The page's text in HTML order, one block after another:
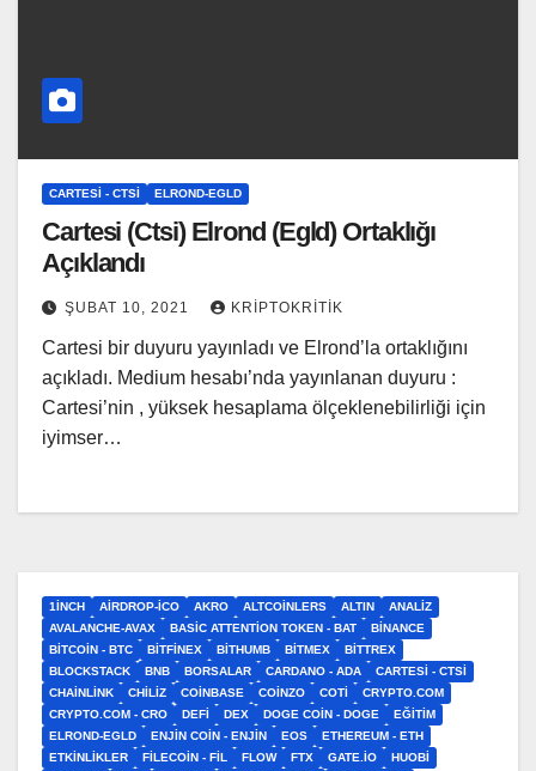
CARTESI - CTSI ELROND-EGLD
Cartesi (Ctsi) Elrond (Egld) Ortaklığı
Açıklandı
ŞUBAT 10, 2021 KRIPTOKRITIK
Cartesi bir duyuru yayınladı ve Elrond’la ortaklığını
açıkladı. Medium hesabı’nda yayınlanan duyuru :
Cartesi’nin , yüksek hesaplama ölçeklenebilirliği için
iyimser…
1INCH AIRDROP-ICO AKRO ALTCOINLERS ALTIN
ANALIZ
AVALANCHE-AVAX
BASIC ATTENTION TOKEN - BAT
BINANCE
BITCOIN - BTC
BITFINEX BITHUMB BITMEX
BITTREX
BLOCKSTACK
BNB BORSALAR CARDANO - ADA
CARTESI - CTSI
CHAINLINK
CHILIZ COINBASE COINZO COTI
CRYPTO.COM
CRYPTO.COM - CRO
DEFI DEX DOGE COIN - DOGE
EĞITIM
ELROND-EGLD
ENJIN COIN - ENJIN EOS
ETHEREUM - ETH
ETKINLIKLER
FILECOIN - FIL FLOW FTX GATE.IO
HUOBI